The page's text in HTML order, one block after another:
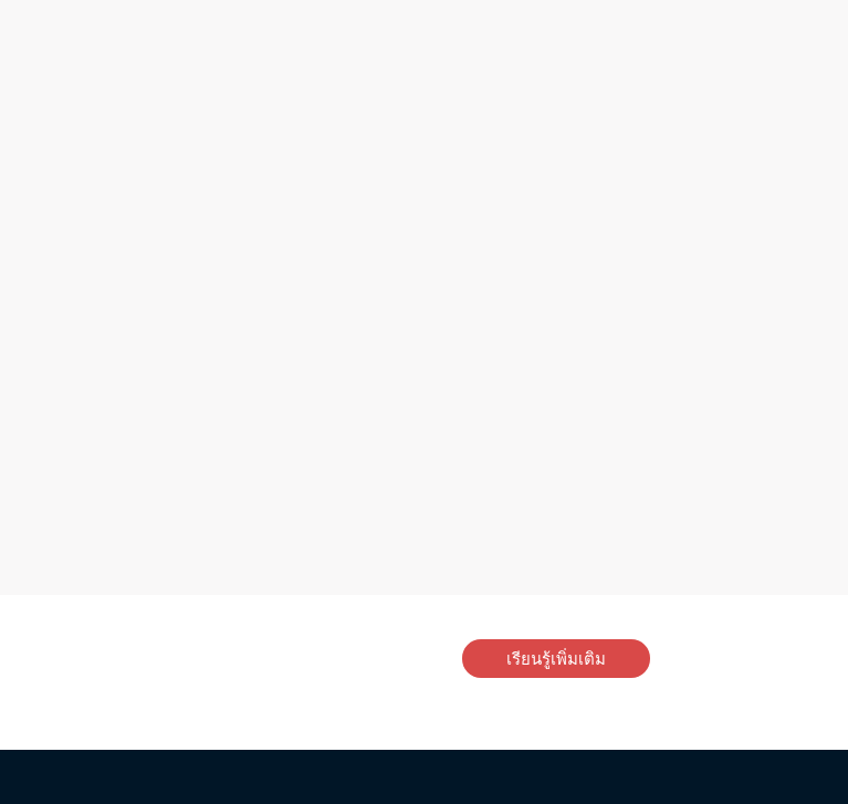
เรียนรู้เพิ่มเติม